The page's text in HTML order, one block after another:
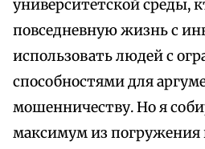
университетской среды,
повседневную жизнь с
использовать людей с
способностями для
мошенничеству. Но я
максимум из погружения